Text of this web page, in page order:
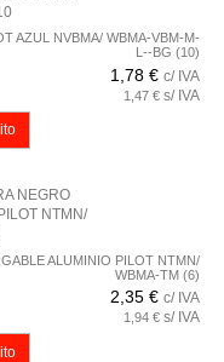
AZUL NVBMA/ WBMA-VBM-M-
L--BG (10)
1,78 € c/ IVA
1,47 € s/ IVA
ALUMINIO PILOT NTMN/
WBMA-TM (6)
2,35 € c/ IVA
1,94 € s/ IVA